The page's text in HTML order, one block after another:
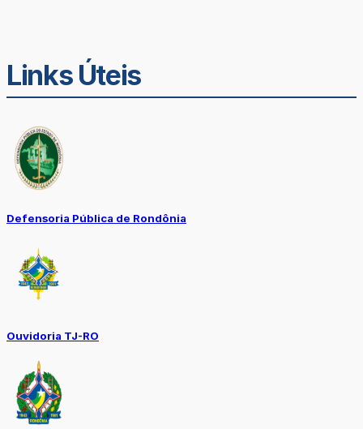
Links Úteis
Defensoria Pública de Rondônia
Ouvidoria TJ-RO